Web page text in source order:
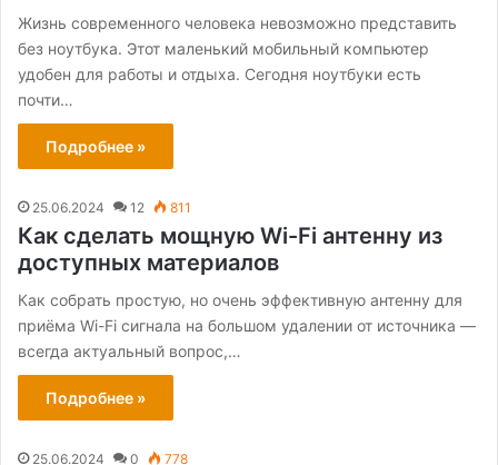
Жизнь современного человека невозможно представить
без ноутбука. Этот маленький мобильный компьютер
удобен для работы и отдыха. Сегодня ноутбуки есть
почти…
Подробнее »
25.06.2024 12 811
Как сделать мощную Wi-Fi антенну из
доступных материалов
Как собрать простую, но очень эффективную антенну для
приёма Wi-Fi сигнала на большом удалении от источника —
всегда актуальный вопрос,…
Подробнее »
25.06.2024 0 778